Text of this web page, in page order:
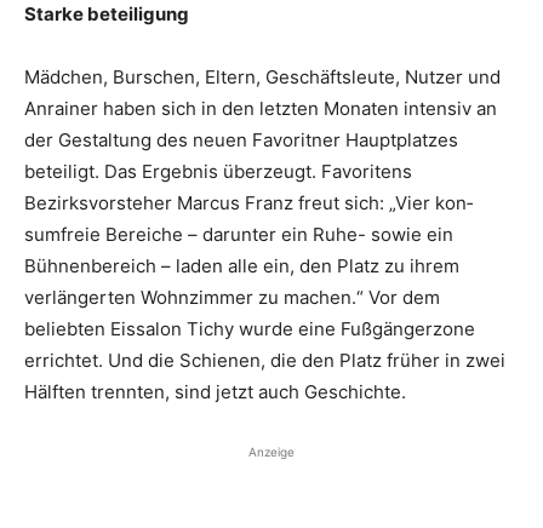
Starke beteiligung
Mädchen, Burschen, ­Eltern, Geschäftsleute, Nutzer und
Anrainer haben sich in den letzten Monaten intensiv an
der Gestaltung des neuen Favoritner Hauptplatzes
beteiligt. Das Ergebnis überzeugt. Favoritens
Bezirksvorsteher Marcus Franz freut sich: „Vier kon­
sumfreie Bereiche – darunter ein Ruhe- sowie ein
Bühnenbereich – laden alle ein, den Platz zu ihrem
verlängerten Wohnzimmer zu machen.“ Vor dem
beliebten Eissalon Tichy wurde eine Fußgängerzone
errichtet. Und die Schienen, die den Platz früher in zwei
Hälften trennten, sind jetzt auch Geschichte.
Anzeige